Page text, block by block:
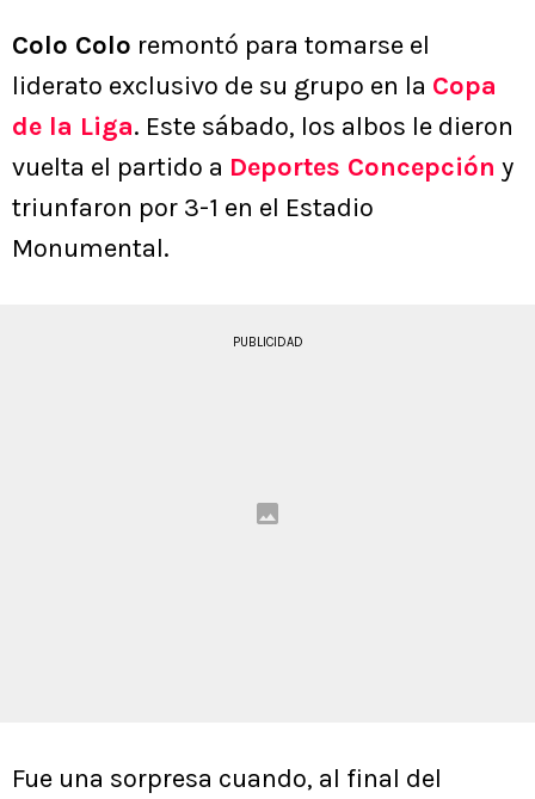
Colo Colo remontó para tomarse el
liderato exclusivo de su grupo en la Copa
de la Liga. Este sábado, los albos le dieron
vuelta el partido a Deportes Concepción y
triunfaron por 3-1 en el Estadio
Monumental.
PUBLICIDAD
Fue una sorpresa cuando, al final del